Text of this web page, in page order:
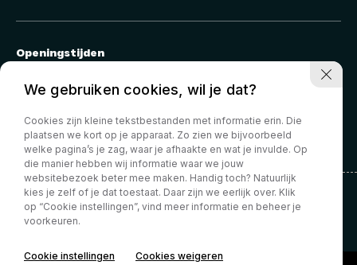
Openingstijden
Ma-za
09:00-17:00
Buiten openingstijden
op afspraak geopend
Privacy Policy
We gebruiken cookies, wil je dat?
Cookies zijn kleine tekstbestanden met informatie erin. Die
plaatsen we kort op je apparaat. Zo zien we bijvoorbeeld
welke pagina’s je zag, waar je afhaakte en wat je invulde. Op
die manier hebben wij informatie waar we jouw
websitebezoek beter mee maken. Handig toch? Natuurlijk
kies je zelf of je dat toestaat. Daar zijn we eerlijk over. Klik
op “Cookie instellingen”, vind meer informatie en beheer je
voorkeuren.
Cookie instellingen Cookies weigeren